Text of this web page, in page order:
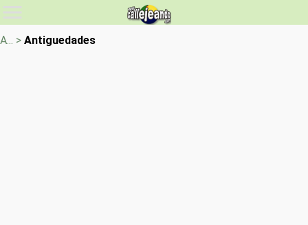
A... > Antiguedades